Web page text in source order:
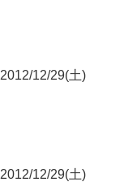
2012/12/29(土)
2012/12/29(土)